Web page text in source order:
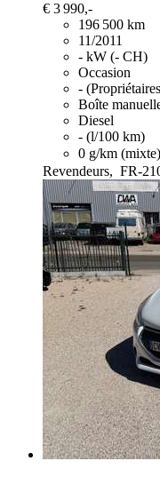
€ 3 990,-
196 500 km
11/2011
- kW (- CH)
Occasion
-
Boîte
Diesel
- (l/100 km)
0 g/km (mixte)
Revendeurs, FR-